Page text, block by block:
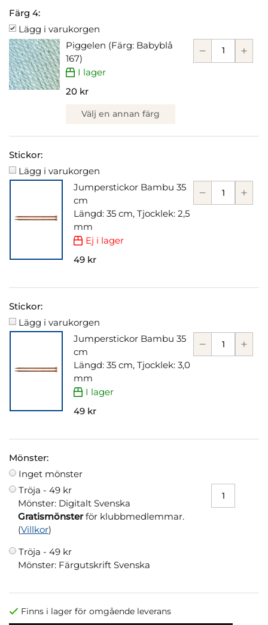
Färg 4:
Lägg i varukorgen
Piggelen (Färg: Babyblå
167)
I lager
20 kr
Välj en annan färg
Stickor:
Lägg i varukorgen
Jumperstickor Bambu 35
cm
Längd: 35 cm, Tjocklek: 2,5
mm
Ej i lager
49 kr
Stickor:
Lägg i varukorgen
Jumperstickor Bambu 35
cm
Längd: 35 cm, Tjocklek: 3,0
mm
I lager
49 kr
Mönster:
Inget mönster
Tröja - 49 kr
Mönster: Digitalt Svenska
Gratismönsterför klubbmedlemmar.
(Villkor)
Tröja - 49 kr
Mönster: Färgutskrift Svenska
Finns i lager för omgående leverans